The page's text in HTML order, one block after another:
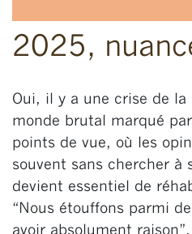
2025,
Oui, il y a une crise de la
monde brutal marqué
points de vue, où les
souvent sans chercher à
devient essentiel de
“Nous étouffons parmi
avoir absolument